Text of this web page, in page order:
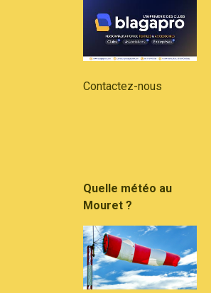
Contactez-nous
Quelle météo au
Mouret ?